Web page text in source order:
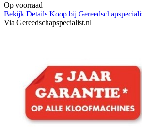
Op voorraad
Bekijk Details Koop bij
Via Gereedschapspecialist.nl